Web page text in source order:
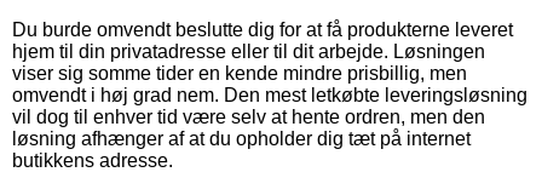
Du burde omvendt beslutte dig for at få produkterne leveret
hjem til din privatadresse eller til dit arbejde. Løsningen
viser sig somme tider en kende mindre prisbillig, men
omvendt i høj grad nem. Den mest letkøbte leveringsløsning
vil dog til enhver tid være selv at hente ordren, men den
løsning afhænger af at du opholder dig tæt på internet
butikkens adresse.